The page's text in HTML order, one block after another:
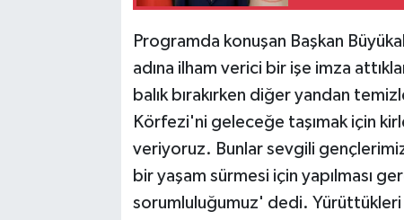
Programda konuşan Başkan
adına ilham verici bir işe imza
balık bırakırken diğer yandan
Körfezi'ni geleceğe taşımak için
veriyoruz. Bunlar sevgili
bir yaşam sürmesi için yapılması
sorumluluğumuz' dedi. Yürüttükleri